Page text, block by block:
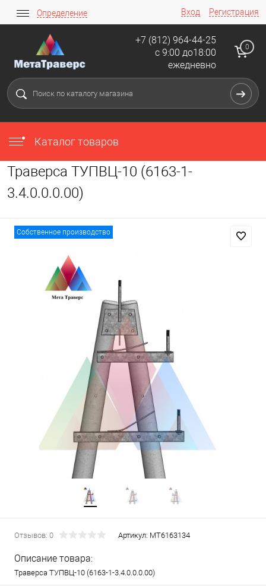
Вход Регистрация
Определение
+7 (812) 964-44-25
с 9:00 до18:00
ежедневно
0
Каталог товаров
Траверса ТУПВЦ-10 (6163-1-
3.4.0.0.0.00)
Собственное производство
Отзывов: 0 Артикул: МТ6163134
Описание товара:
Траверса ТУПВЦ-10 (6163-1-3.4.0.0.0.00)